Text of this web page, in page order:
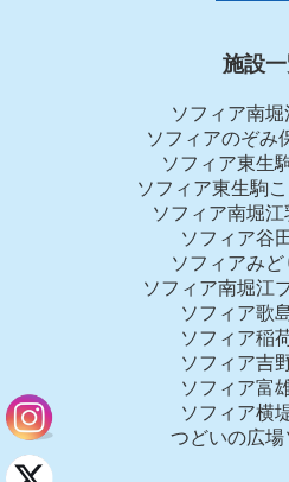
施設
ソフィア南堀
ソフィアのぞみ
ソフィア東生
ソフィア東生駒
ソフィア南堀江
ソフィア谷
ソフィアみど
ソフィア南堀江
ソフィア歌
ソフィア稲
ソフィア吉
ソフィア富
ソフィア横
つどいの広場